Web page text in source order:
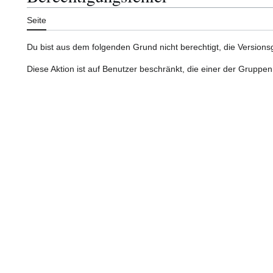
Seite
Du bist aus dem folgenden Grund nicht berechtigt, die
Diese Aktion ist auf Benutzer beschränkt, die einer der Gruppen „